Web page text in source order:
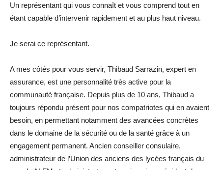
Un représentant qui vous connaît et vous comprend tout en
étant capable d’intervenir rapidement et au plus haut niveau.
Je serai ce représentant.
A mes côtés pour vous servir, Thibaud Sarrazin, expert en
assurance, est une personnalité très active pour la
communauté française. Depuis plus de 10 ans, Thibaud a
toujours répondu présent pour nos compatriotes qui en avaient
besoin, en permettant notamment des avancées concrètes
dans le domaine de la sécurité ou de la santé grâce à un
engagement permanent. Ancien conseiller consulaire,
administrateur de l’Union des anciens des lycées français du